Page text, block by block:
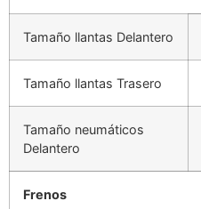
Tamaño llantas Delantero
Tamaño llantas Trasero
Tamaño neumáticos
Delantero
Frenos